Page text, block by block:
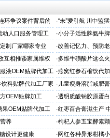
环争议案件背后的
·“未”爱引航 川中监
·同心促新生”主题帮
动人口服务管理工
·小分子活性脾氨牛
格
制厂家哪家专业 ·改善记忆力、预防
家
互相推诿家属维权
·多维牛磺酸片这么
服务商
液OEM贴牌代加工 ·燕窝红参石榴饮代
牌
料贴牌代加工厂家 · 儿童瘦身溶脂减肥
续
OEM贴牌加工 ·透明质酸钠胶原蛋
代加工
果OEM贴牌代加工 ·红枣百合膏滋生产
家
养 ·枸杞人参五宝酵素
设计更健康 · 网红各种异形柑橘